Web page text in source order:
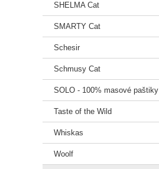
SHELMA Cat
SMARTY Cat
Schesir
Schmusy Cat
SOLO - 100% masové paštiky
Taste of the Wild
Whiskas
Woolf